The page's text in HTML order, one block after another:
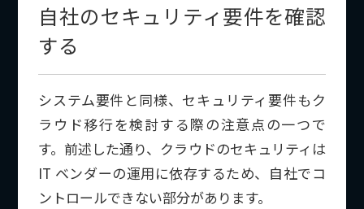
自社のセキュリティ要件を確認
する
システム要件と同様、セキュリティ要件もク
ラウド移行を検討する際の注意点の一つで
す。前述した通り、クラウドのセキュリティは
IT ベンダーの運用に依存するため、自社でコ
ントロールできない部分があります。